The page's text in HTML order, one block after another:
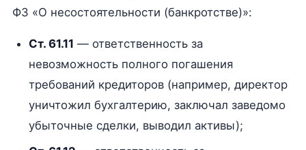
ФЗ «О несостоятельности (банкротстве)»:
Ст. 61.11 — ответственность за
невозможность полного погашения
требований кредиторов (например, директор
уничтожил бухгалтерию, заключал заведомо
убыточные сделки, выводил активы);